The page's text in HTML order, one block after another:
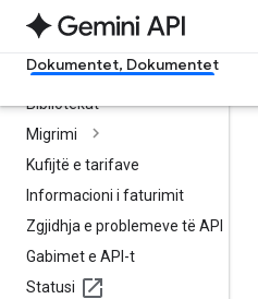
Dokumentet, Dokumentet
Shënimet e publikimit
Kundërshtimet
Bibliotekat
Migrimi
Kufijtë e tarifave
Informacioni i faturimit
Zgjidhja e problemeve të API
Gabimet e API-t
Statusi